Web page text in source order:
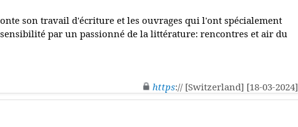
son travail d'écriture et les ouvrages qui l'ont spécialement
par un passionné de la littérature: rencontres et air du
https:// [Switzerland] [18-03-2024]